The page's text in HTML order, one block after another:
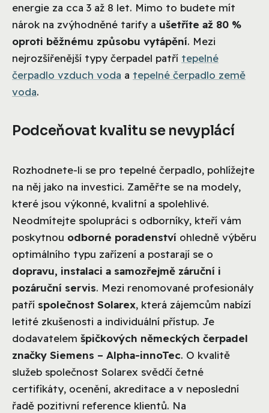
energie za cca 3 až 8 let. Mimo to budete mít
nárok na zvýhodněné tarify a ušetříte až 80 %
oproti běžnému způsobu vytápění. Mezi
nejrozšířenější typy čerpadel patří tepelné
čerpadlo vzduch voda a tepelné čerpadlo země
voda.
Podceňovat kvalitu se nevyplácí
Rozhodnete-li se pro tepelné čerpadlo, pohlížejte
na něj jako na investici. Zaměřte se na modely,
které jsou výkonné, kvalitní a spolehlivé.
Neodmítejte spolupráci s odborníky, kteří vám
poskytnou odborné poradenství ohledně výběru
optimálního typu zařízení a postarají se o
dopravu, instalaci a samozřejmě záruční i
pozáruční servis. Mezi renomované profesionály
patří společnost Solarex, která zájemcům nabízí
letité zkušenosti a individuální přístup. Je
dodavatelem špičkových německých čerpadel
značky Siemens – Alpha-innoTec. O kvalitě
služeb společnost Solarex svědčí četné
certifikáty, ocenění, akreditace a v neposlední
řadě pozitivní reference klientů. Na